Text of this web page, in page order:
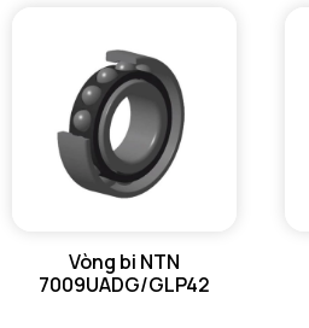
Vòng bi NTN
7009UADG/GLP42